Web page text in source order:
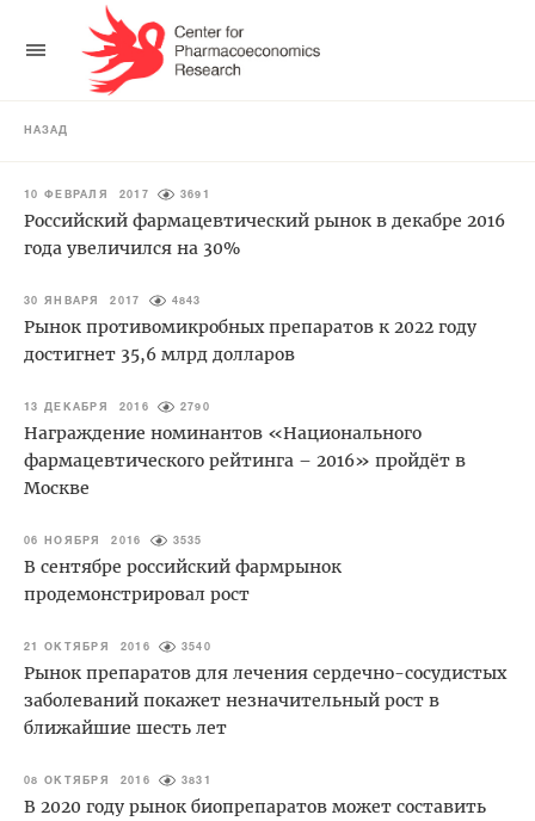
НАЗАД
10 ФЕВРАЛЯ 2017 3691
Российский фармацевтический рынок в декабре 2016
года увеличился на 30%
30 ЯНВАРЯ 2017 4843
Рынок противомикробных препаратов к 2022 году
достигнет 35,6 млрд долларов
13 ДЕКАБРЯ 2016 2790
Награждение номинантов «Национального
фармацевтического рейтинга – 2016» пройдёт в
Москве
06 НОЯБРЯ 2016 3535
В сентябре российский фармрынок
продемонстрировал рост
21 ОКТЯБРЯ 2016 3540
Рынок препаратов для лечения сердечно-сосудистых
заболеваний покажет незначительный рост в
ближайшие шесть лет
08 ОКТЯБРЯ 2016 3831
В 2020 году рынок биопрепаратов может составить